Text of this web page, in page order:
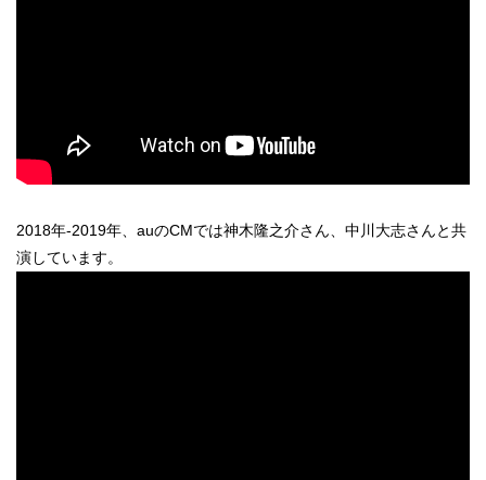
2018年-2019年、auのCMでは神木隆之介さん、中川大志さんと共
演しています。